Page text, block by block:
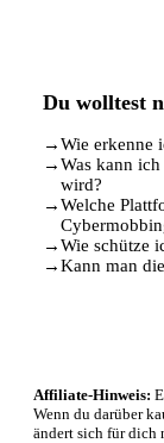
Du wolltest
→Wie erkenne
→Was kann
wird?
→Welche
→Wie schütze
→Kann man
Affiliate-Hinweis:
Wenn du darüber
ändert sich für dich